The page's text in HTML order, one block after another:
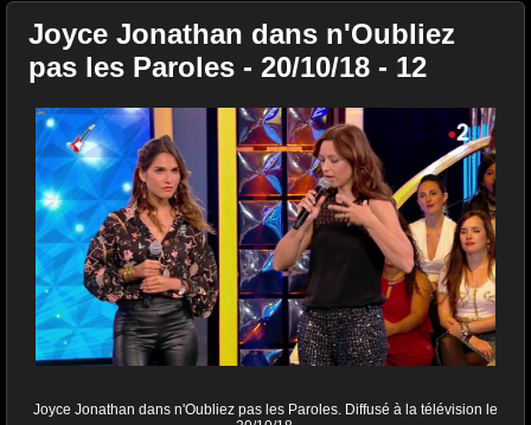
Joyce Jonathan dans n'Oubliez
pas les Paroles - 20/10/18 - 12
Joyce Jonathan dans n'Oubliez pas les Paroles. Diffusé à la télévision le